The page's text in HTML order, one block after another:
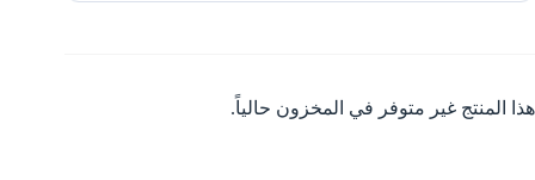
هذا المنتج غير متوفر في المخزون حالياً.